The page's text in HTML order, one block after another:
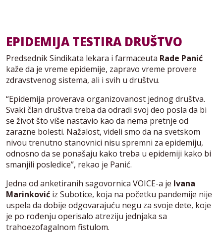
EPIDEMIJA TESTIRA DRUŠTVO
Predsednik Sindikata lekara i farmaceuta Rade Panić
kaže da je vreme epidemije, zapravo vreme provere
zdravstvenog sistema, ali i svih u društvu.
“Epidemija proverava organizovanost jednog društva.
Svaki član društva treba da odradi svoj deo posla da bi
se život što više nastavio kao da nema pretnje od
zarazne bolesti. Nažalost, videli smo da na svetskom
nivou trenutno stanovnici nisu spremni za epidemiju,
odnosno da se ponašaju kako treba u epidemiji kako bi
smanjili posledice”, rekao je Panić.
Jedna od anketiranih sagovornica VOICE-a je Ivana
Marinković iz Subotice, koja na početku pandemije nije
uspela da dobije odgovarajuću negu za svoje dete, koje
je po rođenju operisalo atreziju jednjaka sa
trahoezofagalnom fistulom.